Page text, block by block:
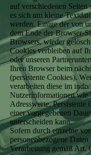
auf verschiedenen
es sich um kleine
werden. Einige der von
dem Ende der Browser-
Browsers, wieder
Cookies verbleiben auf
oder unseren
Ihren Browser beim
(persistente Cookies).
verarbeiten diese im
Nutzerinformationen wie
Adresswerte. Persistente
einer vorgegebenen
unterscheiden kann.
Sofern durch einzelne
personenbezogene
Verarbeitung gemäß